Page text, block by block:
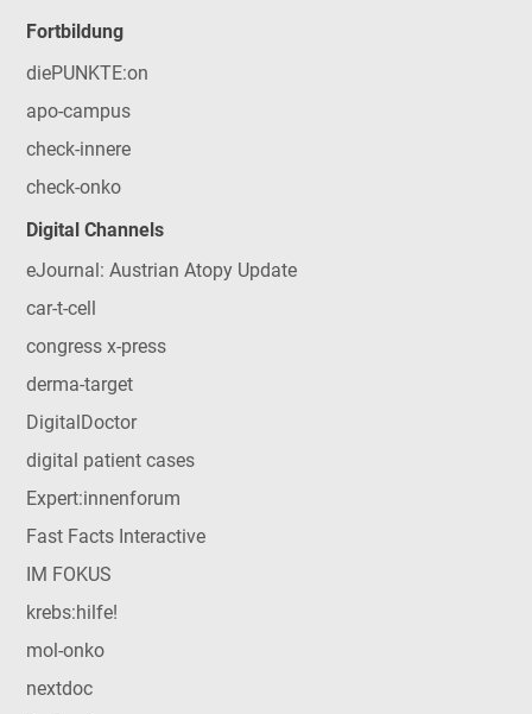
Fortbildung
diePUNKTE:on
apo-campus
check-innere
check-onko
Digital Channels
eJournal: Austrian Atopy Update
car-t-cell
congress x-press
derma-target
DigitalDoctor
digital patient cases
Expert:innenforum
Fast Facts Interactive
IM FOKUS
krebs:hilfe!
mol-onko
nextdoc